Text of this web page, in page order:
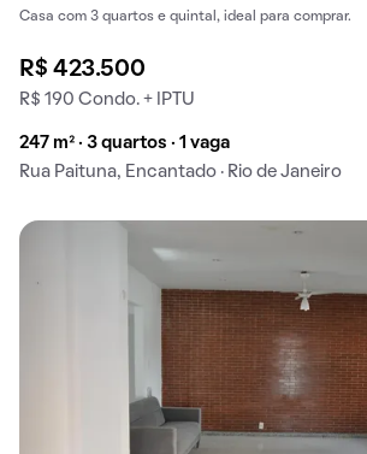
Casa com 3 quartos e quintal, ideal para comprar.
R$ 423.500
R$ 190 Condo. + IPTU
247 m² · 3 quartos · 1 vaga
Rua Paituna, Encantado · Rio de Janeiro